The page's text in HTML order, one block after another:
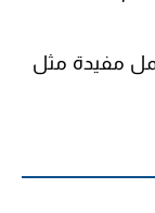
مفيدة مثل